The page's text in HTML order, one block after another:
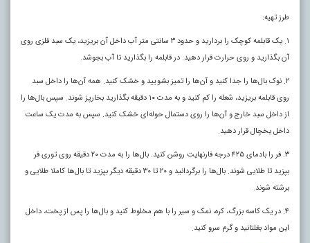
طرز تهیه:
۱. یک قابلمه کوچک را بردارید و حدود ۳ سانتی متر آب داخل آن بریزید، یک سبد فلزی روی
آن بگذارید و روی حرارت قرار دهید. در قابلمه را بگذارید تا آب بجوشد.
۲. نوک بال‌ها را جدا کنید و آن‌ها را تمیز بشویید و خشک کنید. همه آن‌ها را داخل سبد
روی قابلمه بریزید، شعله را کم کنید و به مدت ۱۰ دقیقه بگذارید بخارپز شوند. سپس بال‌ها را
از داخل سبد خارج و آن‌ها را روی دستمال حوله‌ای خشک کنید. سپس به مدت یک ساعت
داخل یخچال قرار دهید.
۳. فر را بادمای ۴۲۵ درجه فارنهایت روشن کنید. بال‌ها را به مدت ۲۰ دقیقه روی توری فر
بپزید تا طلایی شوند. بال‌ها را برگردانید و ۲۰ تا ۳۰ دقیقه دیگر بپزید تا بال‌ها کاملا طلایی و
برشته شوند.
۴. در یک کاسه بزرگ، کره، نمک و سیر را با هم مخلوط کنید و بال‌ها را پس از پخت، داخل
این مواد بغلتانید و گرم سرو کنید.